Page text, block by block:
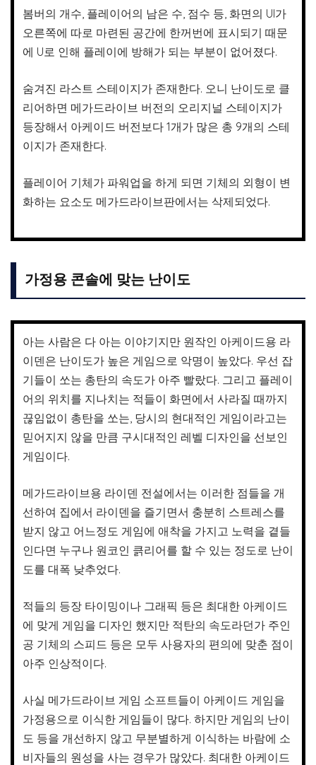
봄버의 개수, 플레이어의 남은 수, 점수 등, 화면의 UI가
오른쪽에 따로 마련된 공간에 한꺼번에 표시되기 때문
에 U로 인해 플레이에 방해가 되는 부분이 없어졌다.
숨겨진 라스트 스테이지가 존재한다. 오니 난이도로 클
리어하면 메가드라이브 버전의 오리지널 스테이지가
등장해서 아케이드 버전보다 1개가 많은 총 9개의 스테
이지가 존재한다.
플레이어 기체가 파워업을 하게 되면 기체의 외형이 변
화하는 요소도 메가드라이브판에서는 삭제되었다.
가정용 콘솔에 맞는 난이도
아는 사람은 다 아는 이야기지만 원작인 아케이드용 라
이덴은 난이도가 높은 게임으로 악명이 높았다. 우선 잡
기들이 쏘는 총탄의 속도가 아주 빨랐다. 그리고 플레이
어의 위치를 지나치는 적들이 화면에서 사라질 때까지
끊임없이 총탄을 쏘는, 당시의 현대적인 게임이라고는
믿어지지 않을 만큼 구시대적인 레벨 디자인을 선보인
게임이다.
메가드라이브용 라이덴 전설에서는 이러한 점들을 개
선하여 집에서 라이덴을 즐기면서 충분히 스트레스를
받지 않고 어느정도 게임에 애착을 가지고 노력을 곁들
인다면 누구나 원코인 큵리어를 할 수 있는 정도로 난이
도를 대폭 낮추었다.
적들의 등장 타이밍이나 그래픽 등은 최대한 아케이드
에 맞게 게임을 디자인 했지만 적탄의 속도라던가 주인
공 기체의 스피드 등은 모두 사용자의 편의에 맞춘 점이
아주 인상적이다.
사실 메가드라이브 게임 소프트들이 아케이드 게임을
가정용으로 이식한 게임들이 많다. 하지만 게임의 난이
도 등을 개선하지 않고 무분별하게 이식하는 바람에 소
비자들의 원성을 사는 경우가 많았다. 최대한 아케이드